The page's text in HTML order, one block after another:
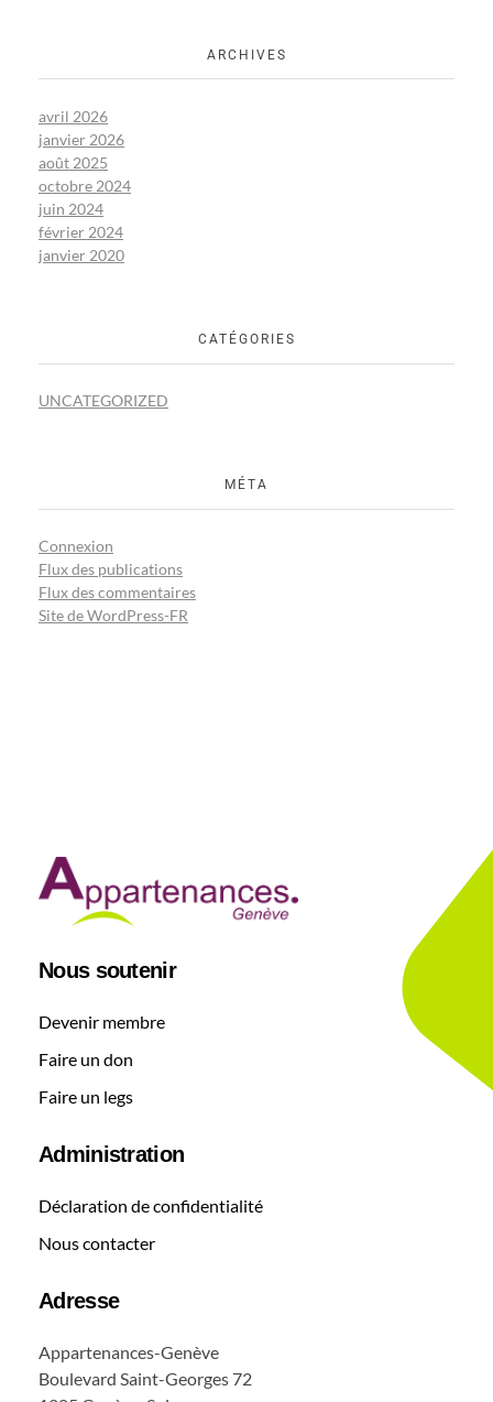
ARCHIVES
avril 2026
janvier 2026
août 2025
octobre 2024
juin 2024
février 2024
janvier 2020
CATÉGORIES
UNCATEGORIZED
MÉTA
Connexion
Flux des publications
Flux des commentaires
Site de WordPress-FR
Nous soutenir
Devenir membre
Faire un don
Faire un legs
Administration
Déclaration de confidentialité
Nous contacter
Adresse
Appartenances-Genève
Boulevard Saint-Georges 72